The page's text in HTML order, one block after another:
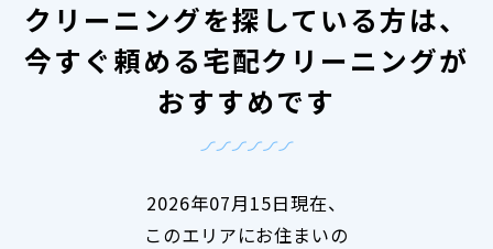
クリーニングを探している方は、
今すぐ頼める宅配クリーニングが
おすすめです
2026年07月15日現在、
このエリアにお住まいの